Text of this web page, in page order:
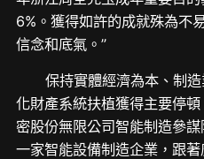
6%。獲得如許的成就殊為不
信念和底氣。”
保持實體經濟為本、制
化財產系統扶植獲得主要停
密股份無限公司智能制造參
一家智能設備制造企業，跟